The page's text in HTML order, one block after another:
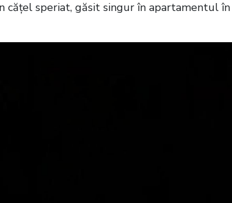
cățel speriat, găsit singur în apartamentul în